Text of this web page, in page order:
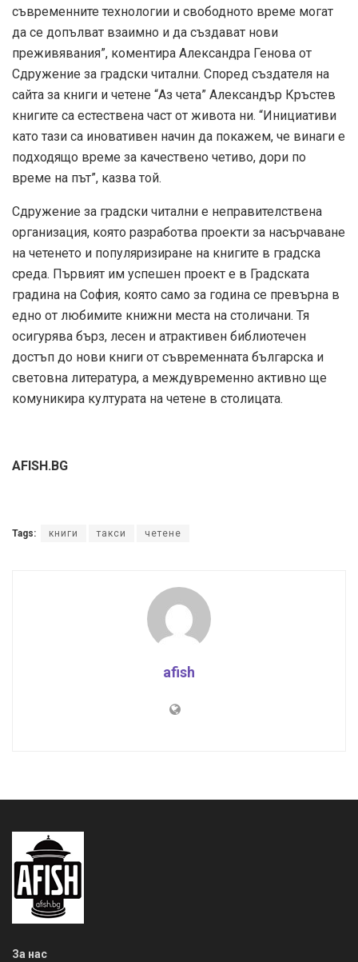
съвременните технологии и свободното време могат
да се допълват взаимно и да създават нови
преживявания”, коментира Александра Генова от
Сдружение за градски читални. Според създателя на
сайта за книги и четене “Аз чета” Александър Кръстев
книгите са естествена част от живота ни. “Инициативи
като тази са иновативен начин да покажем, че винаги е
подходящо време за качествено четиво, дори по
време на път”, казва той.
Сдружение за градски читални е неправителствена
организация, която разработва проекти за насърчаване
на четенето и популяризиране на книгите в градска
среда. Първият им успешен проект е в Градската
градина на София, която само за година се превърна в
едно от любимите книжни места на столичани. Тя
осигурява бърз, лесен и атрактивен библиотечен
достъп до нови книги от съвременната българска и
световна литература, а междувременно активно ще
комуникира културата на четене в столицата.
AFISH.BG
Tags: книги такси четене
afish
За нас